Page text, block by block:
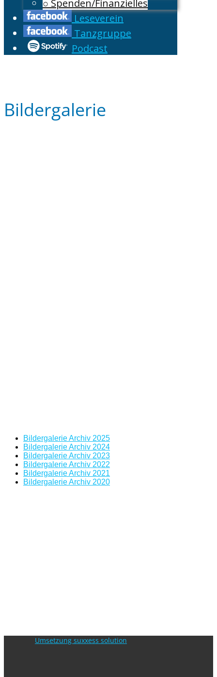
○ Spenden/Finanzielles
Leseverein
Tanzgruppe
Podcast
Bildergalerie
Bildergalerie Archiv 2025
Bildergalerie Archiv 2024
Bildergalerie Archiv 2023
Bildergalerie Archiv 2022
Bildergalerie Archiv 2021
Bildergalerie Archiv 2020
Umsetzung suxxess solution